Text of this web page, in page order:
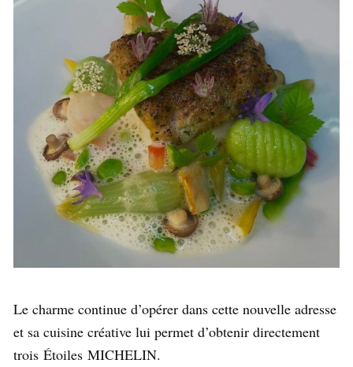
Le charme continue d’opérer dans cette nouvelle adresse
et sa cuisine créative lui permet d’obtenir directement
trois Étoiles MICHELIN.